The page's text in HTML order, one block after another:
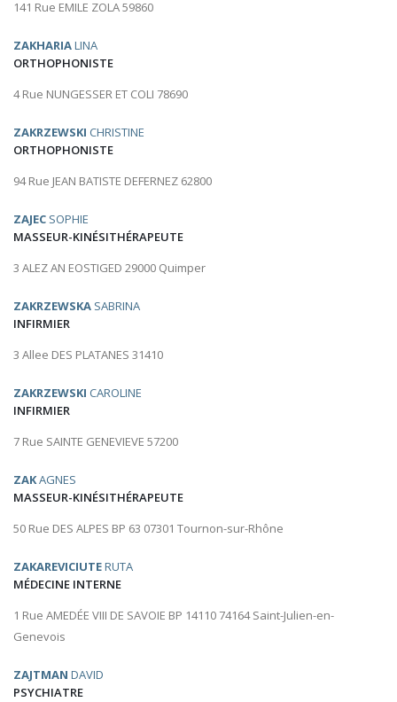
141 Rue EMILE ZOLA 59860
ZAKHARIALINA
ORTHOPHONISTE
4 Rue NUNGESSER ET COLI 78690
ZAKRZEWSKI CHRISTINE
ORTHOPHONISTE
94 Rue JEAN BATISTE DEFERNEZ 62800
ZAJEC SOPHIE
MASSEUR-KINÉSITHÉRAPEUTE
3 ALEZ AN EOSTIGED 29000 Quimper
ZAKRZEWSKA SABRINA
INFIRMIER
3 Allee DES PLATANES 31410
ZAKRZEWSKI CAROLINE
INFIRMIER
7 Rue SAINTE GENEVIEVE 57200
ZAKAGNES
MASSEUR-KINÉSITHÉRAPEUTE
50 Rue DES ALPES BP 63 07301 Tournon-sur-Rhône
ZAKAREVICIUTERUTA
MÉDECINE INTERNE
1 Rue AMEDÉE VIII DE SAVOIE BP 14110 74164 Saint-Julien-en-
Genevois
ZAJTMAN DAVID
PSYCHIATRE